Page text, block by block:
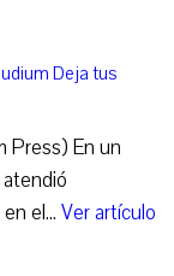
Deja tus
Press) En un
el... Ver artículo